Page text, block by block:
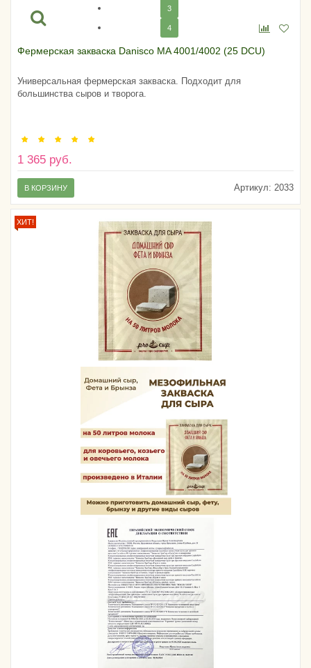
3
4
Фермерская закваска Danisco MA 4001/4002 (25 DCU)
Универсальная фермерская закваска. Подходит для
большинства сыров и творога.
1 365 руб.
Артикул: 2033
В КОРЗИНУ
ХИТ!